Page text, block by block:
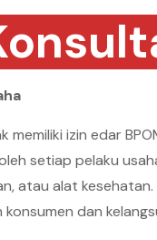
memiliki izin edar
setiap pelaku
atau alat kesehatan.
dan